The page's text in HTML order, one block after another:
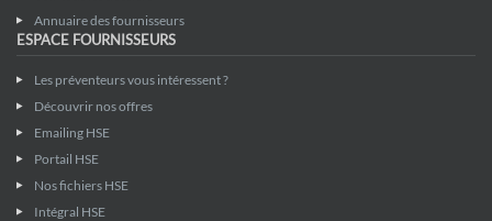
Annuaire des fournisseurs
ESPACE FOURNISSEURS
Les préventeurs vous intéressent ?
Découvrir nos offres
Emailing HSE
Portail HSE
Nos fichiers HSE
Intégral HSE